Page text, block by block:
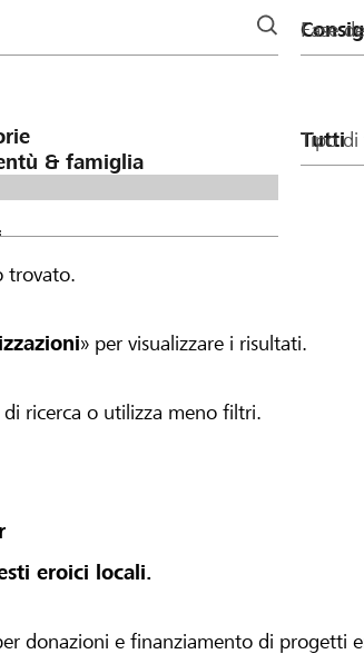
Fase
Tipo
trovato.
» per visualizzare i risultati.
ricerca o utilizza meno filtri.
eroici locali.
donazioni e finanziamento di progetti